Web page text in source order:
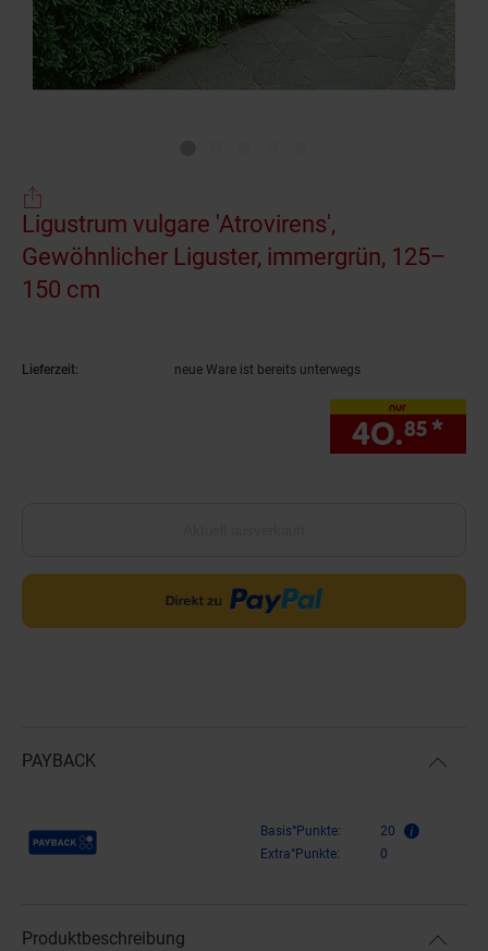
Ligustrum vulgare 'Atrovirens',
Gewöhnlicher Liguster, immergrün, 125–
150 cm
Lieferzeit: neue Ware ist bereits unterwegs
nur
40.85 *
PAYBACK
Payback Punkte Basis°Punkte:
20
Extra°Punkte:
0
Produktbeschreibung